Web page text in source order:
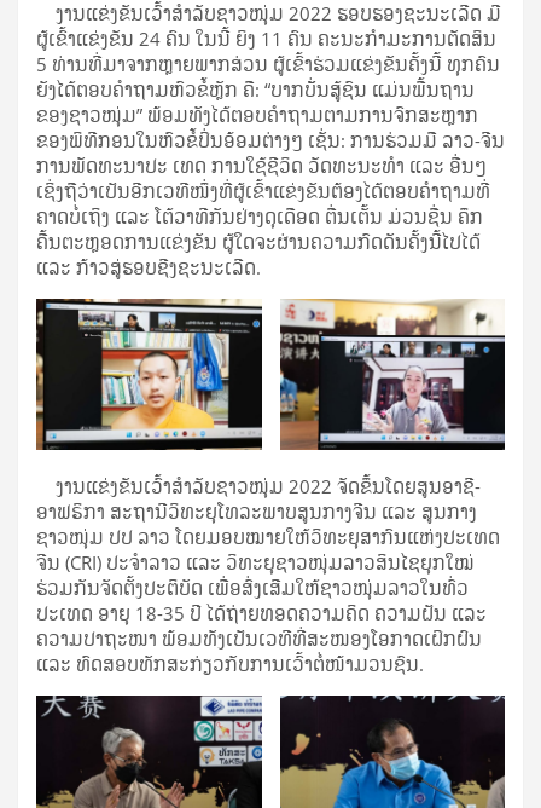
ງານແຂ່ງຂັນເວົ້າສໍາລັບຊາວໜຸ່ມ 2022 ຮອບຮອງຊະນະເລີດ ມີ
ຜູ້ເຂົ້າແຂ່ງຂັນ 24 ຄົນ ໃນນີ້ ຍິງ 11 ຄົນ ຄະນະກໍາມະການຕັດສິນ
5 ທ່ານທີ່ມາຈາກຫຼາຍພາກສ່ວນ ຜູ້ເຂົ້າຮ່ວມແຂ່ງຂັນຄັ້ງນີ້ ທຸກຄົນ
ຍັງໄດ້ຕອບຄໍາຖາມຫົວຂໍ້ຫຼັກ ຄື: “ບາກບັັ່ນສູ້ຊົນ ແມ່ນພື້ນຖານ
ຂອງຊາວໜຸ່ມ” ພ້ອມທັງໄດ້ຕອບຄໍາຖາມຕາມການຈົກສະຫຼາກ
ຂອງພິທີກອນໃນຫົວຂໍ້ປິ່ນອ້ອມຕ່າງໆ ເຊັ່ນ: ການຮ່ວມມື ລາວ-ຈີນ
ການພັດທະນາປະ ເທດ ການໃຊ້ຊີວິດ ວັດທະນະທໍາ ແລະ ອື່ນໆ
ເຊິ່ງຖືວ່າເປັນອີກເວທີໜຶ່ງທີ່ຜູ້ເຂົ້າແຂ່ງຂັນຕ້ອງໄດ້ຕອບຄໍາຖາມທີ່
ຄາດບໍ່ເຖິງ ແລະ ໂຕ້ວາທີກັນຢ່າງດຸເດືອດ ຕື່ນເຕັ້ນ ມ່ວນຊື່ນ ຄຶກ
ຄື້ນຕະຫຼອດການແຂ່ງຂັນ ຜູ້ໃດຈະຜ່ານຄວາມກົດດັນຄັ້ງນີ້ໄປໄດ້
ແລະ ກ້າວສູ່ຮອບຊີງຊະນະເລີດ.
ງານແຂ່ງຂັນເວົ້າສໍາລັບຊາວໜຸ່ມ 2022 ຈັດຂຶ້ນໂດຍສູນອາຊີ-
ອາຟຣິກາ ສະຖານີວິທະຍຸໂທລະພາບສູນກາງຈີນ ແລະ ສູນກາງ
ຊາວໜຸ່ມ ປປ ລາວ ໂດຍມອບໝາຍໃຫ້ວິທະຍຸສາກົນແຫ່ງປະເທດ
ຈີນ (CRI) ປະຈຳລາວ ແລະ ວິທະຍຸຊາວໜຸ່ມລາວສິນໄຊຍຸກໃໝ່
ຮ່ວມກັນຈັດຕັ້ງປະຕິບັດ ເພື່ອສົ່ງເສີມໃຫ້ຊາວໜຸ່ມລາວໃນທົ່ວ
ປະເທດ ອາຍຸ 18-35 ປີ ໄດ້ຖ່າຍທອດຄວາມຄິດ ຄວາມຝັນ ແລະ
ຄວາມປາຖະໜາ ພ້ອມທັງເປັນເວທີທີ່ສະໜອງໂອກາດເຝິກຝົນ
ແລະ ທົດສອບທັກສະກ່ຽວກັບການເວົ້າຕໍ່ໜ້າມວນຊົນ.